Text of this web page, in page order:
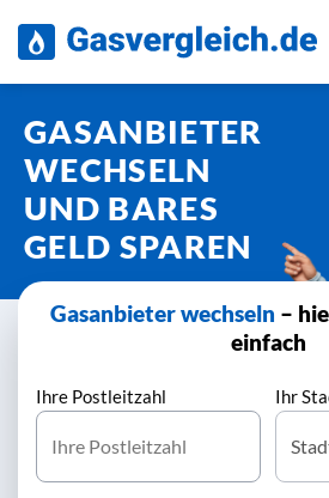
Inhalt
GASANBIETER
WECHSELN
UND BARES
GELD SPAREN
Gasanbieter wechseln –
einfach
Ihre Postleitzahl Ihr